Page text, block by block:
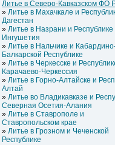
Литье в Северо-Кавказском ФО
Литье в Махачкале и
Дагестан
Литье в Назрани и Республике
Ингушетия
Литье в Нальчике и
Балкарской Республике
Литье в Черкесске и
Карачаево-Черкессия
Литье в Горно-Алтайске и
Алтай
Литье во Владикавказе и
Северная Осетия-Алания
Литье в Ставрополе и
Ставропольском крае
Литье в Грозном и Чеченской
Республике